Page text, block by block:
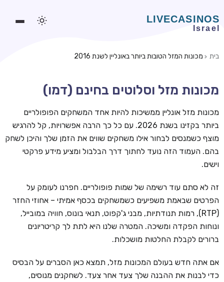
משחקים חינמיים
סלוטים אונליין
מדריכי קזינו
מונדיאל 2026 הימורים
בלאקג'ק אונליין
בקרה אונליין
וידאו פוקר
בונוסים בקזינו אונליין
קזינו קריפטו
קזינו PayPal
טורנירי קזינו
בית מכונות המזל הטובות ביותר באונליין לשנת 2016
מכונות מזל וסלוטים בחינם (דמו)
מכונות מזל אונליין ממשיכות להיות אחד המשחקים הפופולריים
ביותר בקזינו בשנת 2026. עם כל כך הרבה אפשרויות, קל להרגיש
מוצף כשמנסים לבחור אילו משחקים שווים את הזמן שלך והיכן לשחק
בהם. העמוד הזה נועד לחתוך דרך הבלבול ומציע מידע פרקטי
וישים.
זה לא סתם עוד רשימה של שמות פופולריים. חפרנו לעומק על
הפרטים שבאמת משפיעים כשמשחקים בכסף אמיתי – אחוזי החזר
(RTP), רמות תנודתיות, מבני ג'קפוט, תנאי בונוס, חוויה במובייל,
ונוחות הפקדה ומשיכה. המטרה שלנו היא לתת לך קריטריונים
ברורים לקבלת החלטות מושכלות.
אם אתה חדש בעולם המכונות מזל, תמצא כאן הסברים על הבסיס
כדי לבנות את ההבנה שלך צעד אחר צעד. לשחקנים מנוסים,